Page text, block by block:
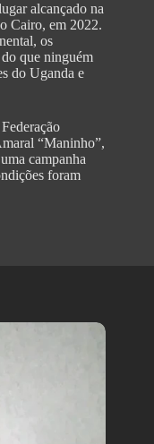
alcançado na
Cairo, em 2022.
os
que ninguém
do Uganda e
“Maninho”,
campanha
foram